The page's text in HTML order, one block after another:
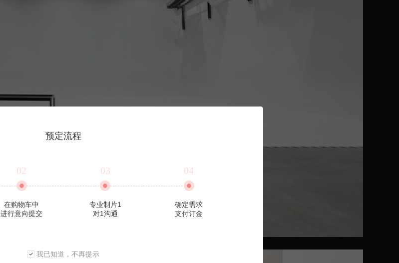
预定流程
02
在购物车中
进行意向提交
03
专业制片1
对1沟通
04
确定需求
支付订金
我已知道，不再提示